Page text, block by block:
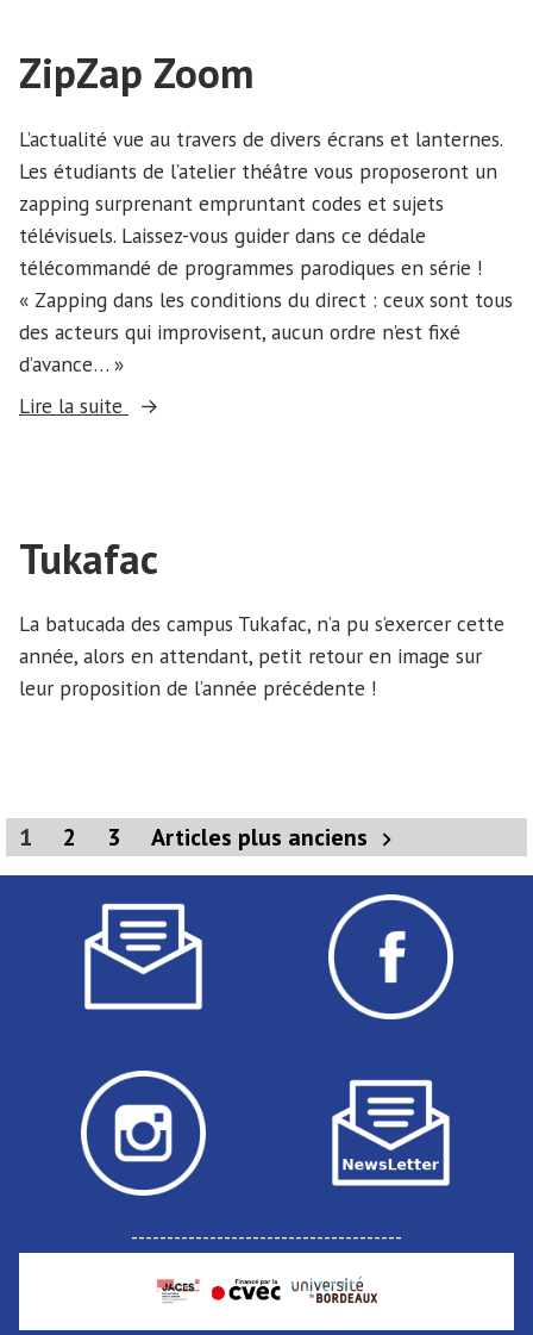
ZipZap Zoom
L’actualité vue au travers de divers écrans et lanternes.
Les étudiants de l’atelier théâtre vous proposeront un
zapping surprenant empruntant codes et sujets
télévisuels. Laissez-vous guider dans ce dédale
télécommandé de programmes parodiques en série !
« Zapping dans les conditions du direct : ceux sont tous
des acteurs qui improvisent, aucun ordre n’est fixé
d’avance… »
Lire la suite
« ZipZap
Tukafac
La batucada des campus Tukafac, n’a pu s’exercer cette
année, alors en attendant, petit retour en image sur
leur proposition de l’année précédente !
Pagination
des
publications
1 2 3 Articles plus anciens
--------------------------------------